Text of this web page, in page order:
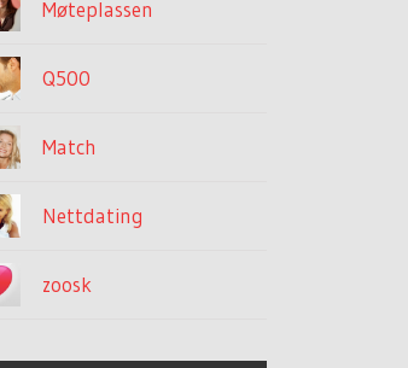
Møteplassen
Q500
Match
Nettdating
zoosk